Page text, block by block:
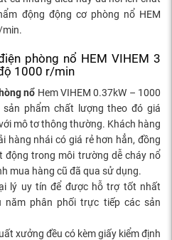
động động cơ phòng nổ HEM
min.
phòng nổ HEM VIHEM 3
1000 r/min
nổ Hem VIHEM 0.37kW – 1000
phẩm chất lượng theo đó giá
mô tơ thông thường. Khách hàng
hàng nhái có giá rẻ hơn hẳn, đồng
động trong môi trường dễ cháy nổ
mua hàng cũ đã qua sử dụng.
lý uy tín để được hỗ trợ tốt nhất
năm phân phối trực tiếp các sản
xưởng đều có kèm giấy kiểm định